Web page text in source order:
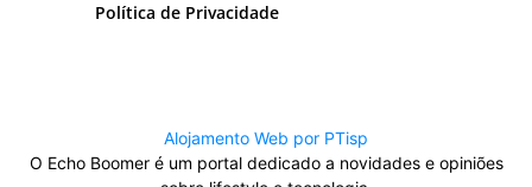
Política de Privacidade
Alojamento Web por PTisp
O Echo Boomer é um portal dedicado a novidades e opiniões